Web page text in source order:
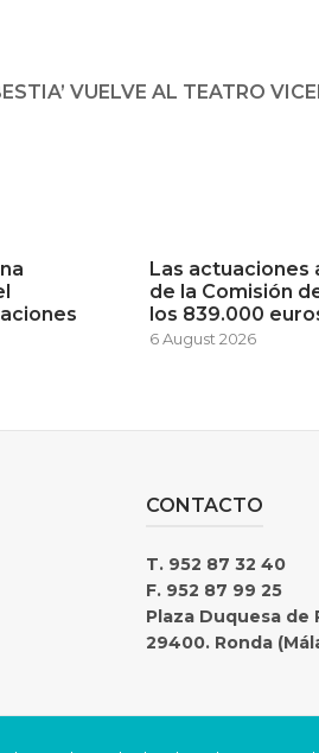
VUELVE AL TEATRO
Las actuaciones
de la Comisión
los 839.000
6 August 2026
CONTACTO
T. 952 87 32 40
F. 952 87 99 25
Plaza Duquesa de
29400. Ronda